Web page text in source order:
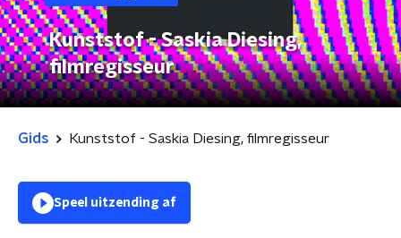
Kunststof - Saskia Diesing,
filmregisseur
Gids Kunststof - Saskia Diesing, filmregisseur
Speel uitzending af